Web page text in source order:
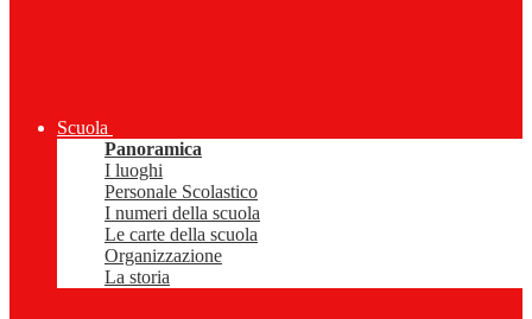
Scuola
Panoramica
I luoghi
Personale Scolastico
I numeri della scuola
Le carte della scuola
Organizzazione
La storia